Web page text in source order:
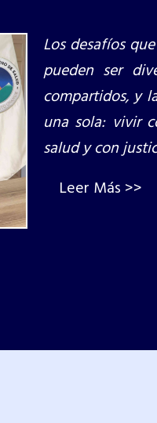
Los desafíos
pueden ser
compartidos, y
una sola: vivir
salud y con
Leer Más >>